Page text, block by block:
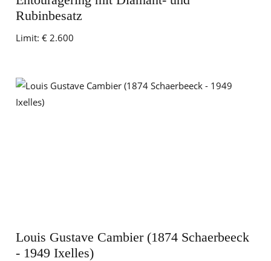
Rubinbesatz
Limit: € 2.600
Louis Gustave Cambier (1874 Schaerbeeck
- 1949 Ixelles)